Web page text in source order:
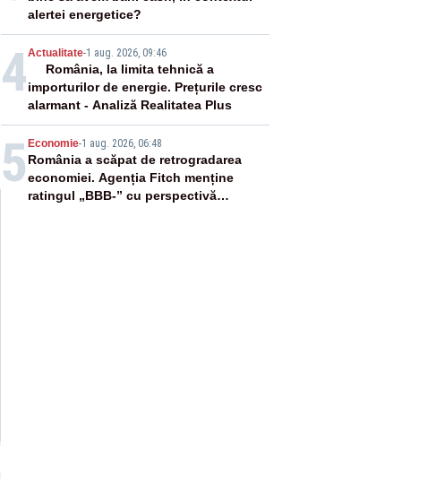
alertei energetice?
4Actualitate-1 aug. 2026, 09:46
România, la limita tehnică a
importurilor de energie. Prețurile cresc
alarmant - Analiză Realitatea Plus
5 Economie-1 aug. 2026, 06:48
România a scăpat de retrogradarea
economiei. Agenția Fitch menține
ratingul „BBB-” cu perspectivă